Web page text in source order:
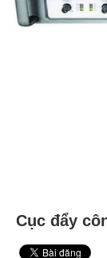
Cục đẩy